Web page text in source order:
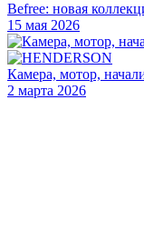
Befree: новая
15 мая 2026
Камера, мотор,
2 марта 2026